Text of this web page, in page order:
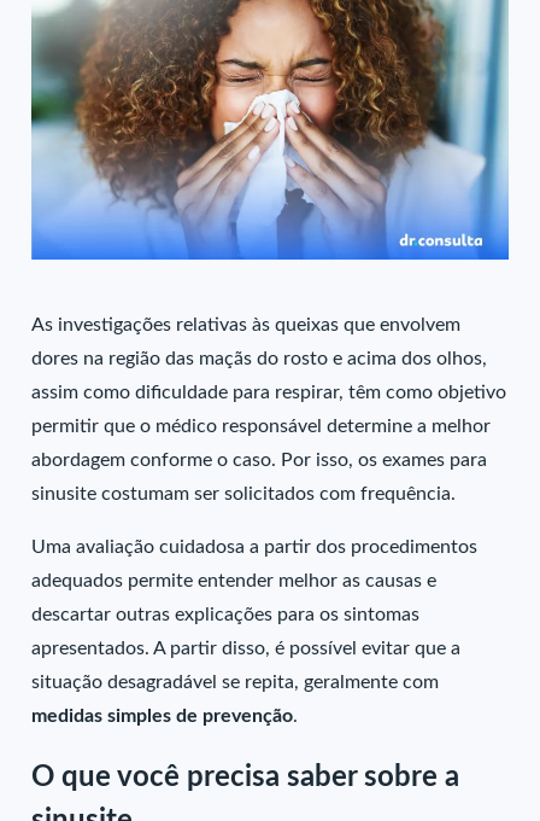
As investigações relativas às queixas que envolvem
dores na região das maçãs do rosto e acima dos olhos,
assim como dificuldade para respirar, têm como objetivo
permitir que o médico responsável determine a melhor
abordagem conforme o caso. Por isso, os exames para
sinusite costumam ser solicitados com frequência.
Uma avaliação cuidadosa a partir dos procedimentos
adequados permite entender melhor as causas e
descartar outras explicações para os sintomas
apresentados. A partir disso, é possível evitar que a
situação desagradável se repita, geralmente com
medidas simples de prevenção.
O que você precisa saber sobre a